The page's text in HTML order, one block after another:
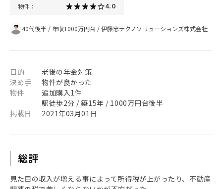
物件： 4.0
40代後半 / 年収1000万円台 /伊藤忠テクノソリューションズ株式会社
目的
老後の年金対策
決め手
物件が良かった
物件
追加購入1件
駅徒歩2分 / 築15年 / 1000万円台後半
掲載日
2021年03月01日
総評
見た目の収入が増える事によって所得税が上がったり、不動産